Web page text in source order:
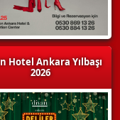
Hotel Ankara Yılbaşı
2026